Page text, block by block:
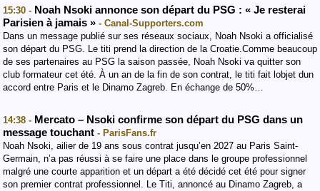
15:30 - Noah Nsoki annonce son départ du PSG : « Je resterai
Parisien à jamais » - Canal-Supporters.com
Dans un message publié sur ses réseaux sociaux, Noah Nsoki a officialisé
son départ du PSG. Le titi prend la direction de la Croatie.Comme beaucoup
de ses partenaires au PSG la saison passée, Noah Nsoki va quitter son
club formateur cet été. À un an de la fin de son contrat, le titi fait lobjet dun
accord entre Paris et le Dinamo Zagreb. En échange de 50%…
14:38 - Mercato – Nsoki confirme son départ du PSG dans un
message touchant - ParisFans.fr
Noah Nsoki, ailier de 19 ans sous contrat jusqu’en 2027 au Paris Saint-
Germain, n’a pas réussi à se faire une place dans le groupe professionnel
malgré une courte apparition et un départ a été décidé cet été pour signer
son premier contrat professionnel. Le Titi, annoncé au Dinamo Zagreb, a